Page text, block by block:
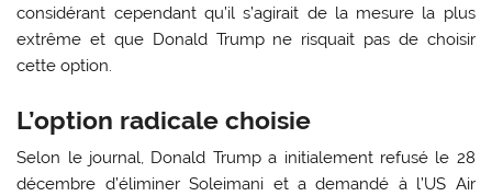
considérant cependant qu’il s’agirait de la mesure la plus
extrême et que Donald Trump ne risquait pas de choisir
cette option.
L’option radicale choisie
Selon le journal, Donald Trump a initialement refusé le 28
décembre d’éliminer Soleimani et a demandé à l’US Air